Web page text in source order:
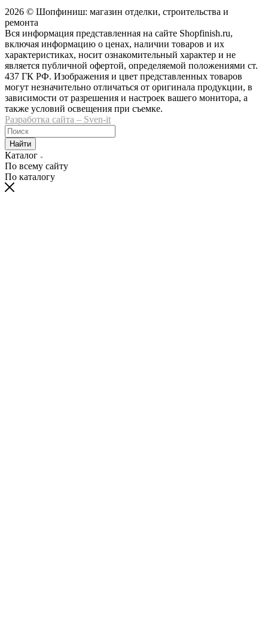
2026 © Шопфиниш: магазин отделки, строительства и
ремонта
Вся информация представленная на сайте Shopfinish.ru,
включая информацию о ценах, наличии товаров и их
характеристиках, носит ознакомительный характер и не
является публичной офертой, определяемой положениями ст.
437 ГК РФ. Изображения и цвет представленных товаров
могут незначительно отличаться от оригинала продукции, в
зависимости от разрешения и настроек вашего монитора, а
также условий освещения при съемке.
Разработка сайта – Sven-it
Найти
Каталог
По всему сайту
По каталогу